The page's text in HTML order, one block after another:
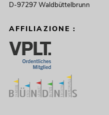
D-97297 Waldbüttelbrunn
AFFILIAZIONE :